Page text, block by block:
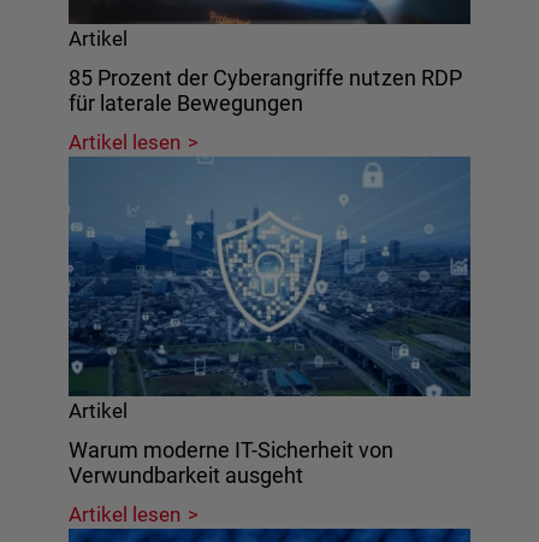
Artikel
85 Prozent der Cyberangriffe nutzen RDP
für laterale Bewegungen
Artikel lesen
Artikel
Warum moderne IT-Sicherheit von
Verwundbarkeit ausgeht
Artikel lesen